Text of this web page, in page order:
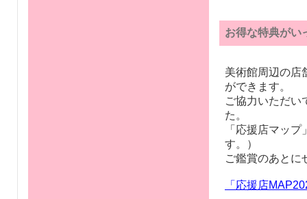
お得な特典がい
美術館周辺の店
ができます。
ご協力いただい
た。
「応援店マッ
す。）
ご鑑賞のあとに
「応援店